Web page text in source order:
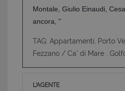
Montale, Giulio Einaudi,
ancora, "
TAG: Appartamenti, Porto
Fezzano / Ca' di Mare ,
L'AGENTE
I cookie strettamente necessari